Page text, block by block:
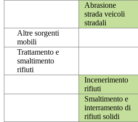
Abrasione
strada veicoli
stradali
Altre sorgenti
mobili
Trattamento e
smaltimento
rifiuti
Incenerimento
rifiuti
Smaltimento e
interramento di
rifiuti solidi